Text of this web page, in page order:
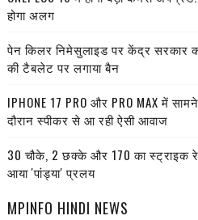
होगा अलग
पेन किलर निमेसुलाइड पर केंद्र सरकार
की टैबलेट पर लगाया बैन
IPHONE 17 PRO और PRO MAX में
दौरान स्पीकर से आ रही ऐसी आवाज
30 चौके, 2 छक्के और 170 का स्ट्राइक
आया 'पांड्या' प्रलय
MPINFO HINDI NEWS